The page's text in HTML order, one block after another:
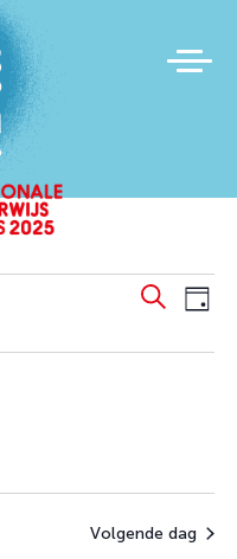
Zoeken
Dag
Volgende dag